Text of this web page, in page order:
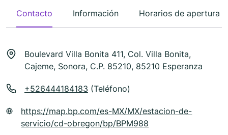
Contacto Información Horarios de apertura
Boulevard Villa Bonita 411, Col. Villa Bonita,
Cajeme, Sonora, C.P. 85210, 85210 Esperanza
+526444184183 (Teléfono)
https://map.bp.com/es-MX/MX/estacion-de-
servicio/cd-obregon/bp/BPM988